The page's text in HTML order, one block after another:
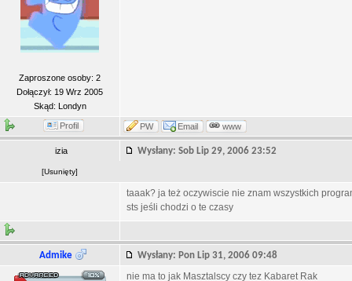
Zaproszone osoby: 2
Dołączył: 19 Wrz 2005
Skąd: Londyn
Profil PW Email www
izia
[Usunięty]
Wysłany: Sob Lip 29, 2006 23:52
taaak? ja też oczywiscie nie znam wszystkich
sts jeśli chodzi o te czasy
Admike Wysłany: Pon Lip 31, 2006 09:48
nie ma to jak Masztalscy czy tez Kabaret Rak